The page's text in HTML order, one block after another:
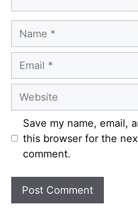
Name
Email
Website
Save my name, email,
this browser for the
comment.